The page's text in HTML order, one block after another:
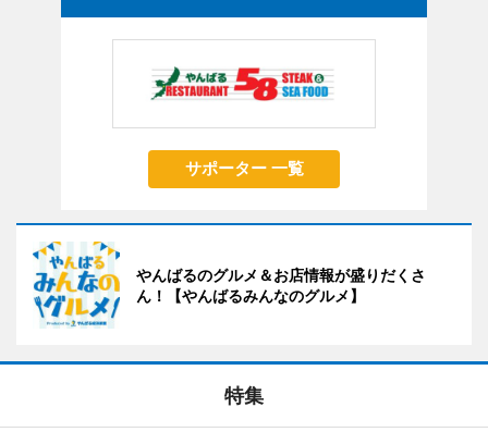
サポーター 一覧
やんばるのグルメ＆お店情報が盛りだくさ
ん！【やんばるみんなのグルメ】
特集